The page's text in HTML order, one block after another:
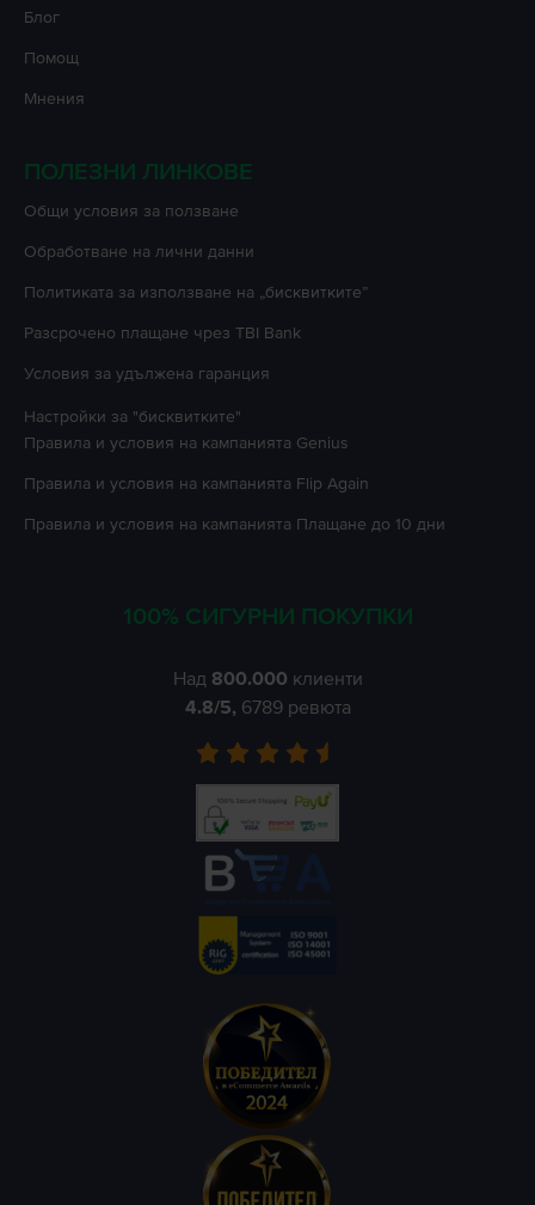
Блог
Помощ
Мнения
ПОЛЕЗНИ ЛИНКОВЕ
Oбщи условия за ползване
Oбработване на лични данни
Политиката за използване на „бисквитките”
Разсрочено плащане чрез TBI Bank
Условия за удължена гаранция
Настройки за "бисквитките"
Правила и условия на кампанията Genius
Правила и условия на кампанията Flip Again
Правила и условия на кампанията Плащане до 10 дни
100% СИГУРНИ ПОКУПКИ
Над 800.000 клиенти
4.8/5, 6789 ревюта